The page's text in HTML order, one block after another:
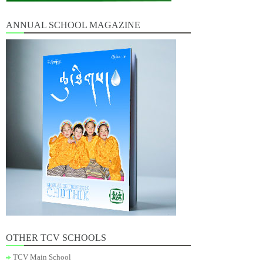
ANNUAL SCHOOL MAGAZINE
OTHER TCV SCHOOLS
TCV Main School